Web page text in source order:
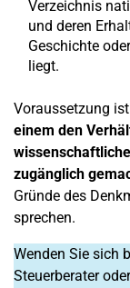
Verzeichnis
und deren
Geschichte
liegt.
Voraussetzung
einem den
zugänglich
Gründe des
sprechen.
Wenden Sie sich
Steuerberater